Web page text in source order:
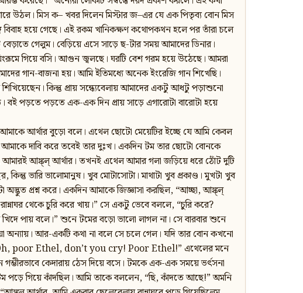
উঠল। মিস ক– খবর দিলেন মিস্টার জ–এর যে এক পিতৃব্য বোন মিস
বিবাহ হয়ে গেছে। এই রকম খানিকক্ষণ কথোপকথন হলে পর তাঁরা চলে
গেলুম। বেড়িয়ে এসে সাড়ে ছ-টার সময় আমাদের ডিনার।
গিয়ে বসি। আগুন জ্বলছে। ঘরটি বেশ গরম হয়ে উঠেছে। আমরা
গান-বাজনা হয়। আমি ইতিমধ্যে অনেক ইংরেজি গান শিখেছি।
কিন্তু প্রায় সন্ধ্যেবেলায় আমাদের একটু আধটু পড়াশুনো
বই পড়তে পড়তে এক-এক দিন প্রায় সাড়ে এগারোটা বারোটা হয়ে
আর্থার বুড়ো বলে। এথেল ছোটো মেয়েটির ইচ্ছে যে আমি কেবল
দাবি করে তবেই তার দুঃখ। একদিন টম তার ছোটো বোনকে
আমারই আঙ্ক্‌ল্‌ আর্থার। তখনই এথেল আমার গলা জড়িয়ে ধরে ঠোঁট দুটি
ভারি ভালোমানুষ। খুব মোটাসোটা। মাথাটা খুব প্রকাণ্ড। মুখটা খুব
প্রশ্ন করে। একদিন আমাকে জিজ্ঞাসা করছিল, “আচ্ছা, আঙ্ক্‌ল্‌
থেকে চুরি করে খায়।” সে একটু ভেবে বললে, “চুরি করে?
পায় বলে।” শুনে টমের বড়ো ভালো লাগল না। সে বারবার শুনে
অন্যায়। আর-একটি কথা না বলে সে চলে গেল। যদি তার বোন কখনো
“Oh, poor Ethel, don’t you cry! Poor Ethel!” এথেলের মনে
কেদারায় ঠেস দিয়ে বসে। টমকে এক-এক সময়ে ভর্ৎসনা
পড়ে গিয়ে কাঁদছিল। আমি তাকে বললেন, “ছি, কাঁদতে আছে!” অমনি